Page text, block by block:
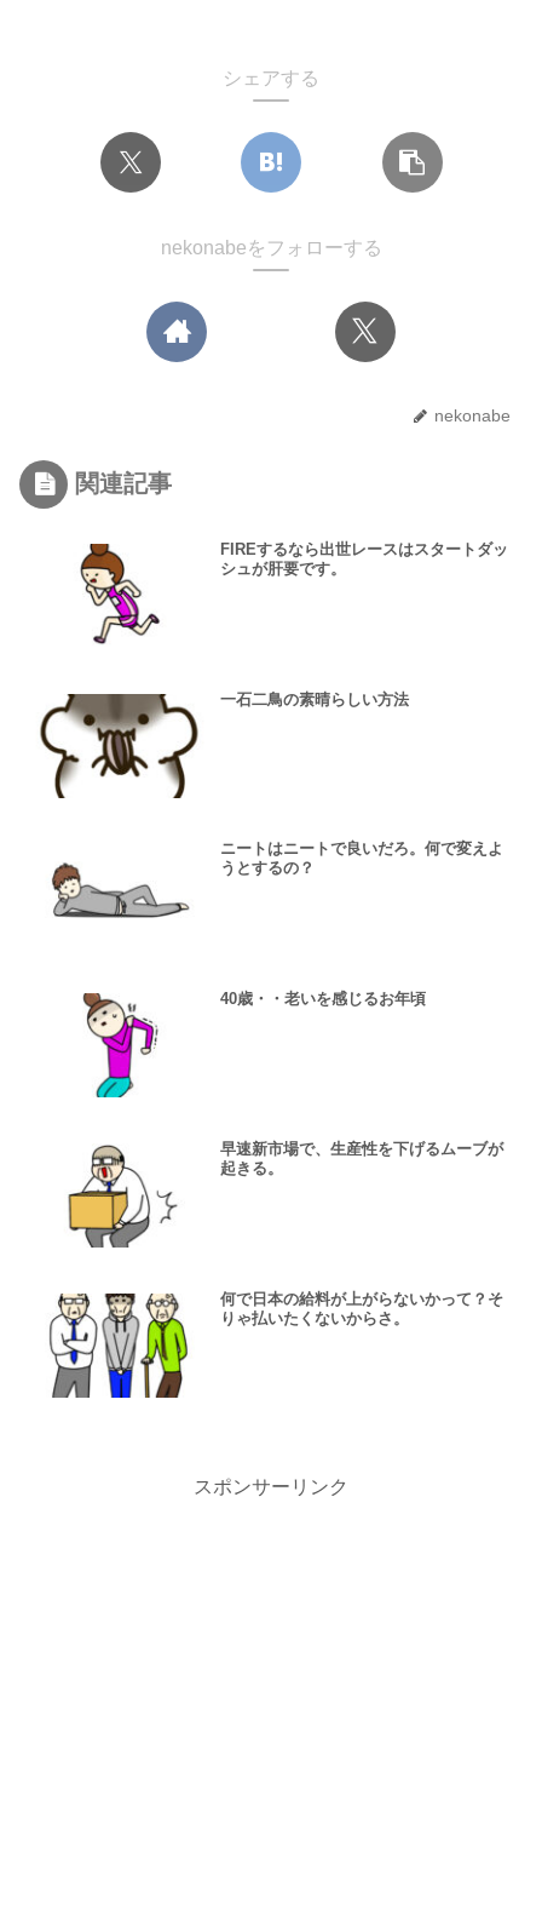
シェアする
nekonabeをフォローする
nekonabe
関連記事
FIREするなら出世レースはスタートダッ
シュが肝要です。
一石二鳥の素晴らしい方法
ニートはニートで良いだろ。何で変えよ
うとするの？
40歳・・老いを感じるお年頃
早速新市場で、生産性を下げるムーブが
起きる。
何で日本の給料が上がらないかって？そ
りゃ払いたくないからさ。
スポンサーリンク